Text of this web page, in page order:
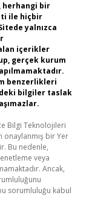
herhangi bir
ile hiçbir
yalnızca
içerikler
gerçek kurum
benzerlikleri
bilgiler taslak
Bilgi Teknolojileri
onaylanmış bir Yer
Bu nedenle,
veya
Ancak,
sorumluluğu kabul